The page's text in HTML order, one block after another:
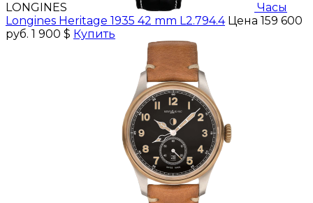
LONGINES
Часы
Longines Heritage 1935 42 mm L2.794.4 Цена 159 600
руб. 1 900 $ Купить